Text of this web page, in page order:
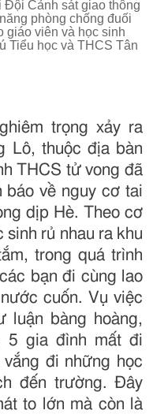
Cảnh sát giao thông
phòng chống đuối
viên và học sinh
Tiểu học và THCS Tân
trọng xảy ra
Lô, thuộc địa bàn
THCS tử vong đã
báo về nguy cơ tai
dịp Hè. Theo cơ
sinh rủ nhau ra khu
trong quá trình
bạn đi cùng lao
cuốn. Vụ việc
luận bàng hoàng,
5 gia đình mất đi
đi những học
đến trường. Đây
to lớn mà còn là